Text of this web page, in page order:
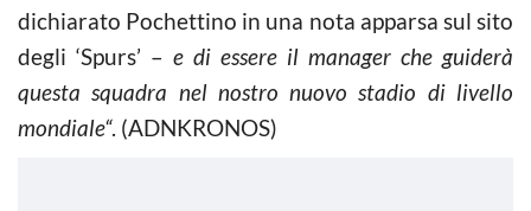
dichiarato Pochettino in una nota apparsa sul sito
degli ‘Spurs’ – e di essere il manager che guiderà
questa squadra nel nostro nuovo stadio di livello
mondiale“. (ADNKRONOS)